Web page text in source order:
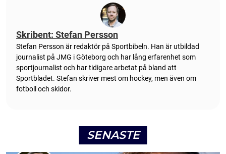
Skribent: Stefan Persson
Stefan Persson är redaktör på Sportbibeln. Han är utbildad
journalist på JMG i Göteborg och har lång erfarenhet som
sportjournalist och har tidigare arbetat på bland att
Sportbladet. Stefan skriver mest om hockey, men även om
fotboll och skidor.
SENASTE